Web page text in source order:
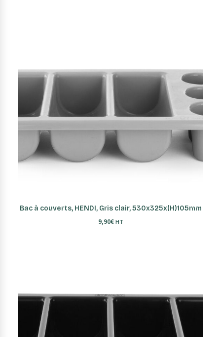
AJOUTER AU PANIER
Bac à couverts, HENDI, Gris clair, 530x325x(H)105mm
9,90€ HT